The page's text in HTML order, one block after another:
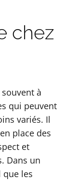
chez
à
qui peuvent
variés. Il
place des
et
Dans un
que les